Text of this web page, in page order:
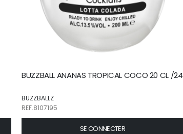
BUZZBALL ANANAS TROPICAL COCO 20 CL /24
BUZZBALLZ
REF.8107195
SE CONNECTER